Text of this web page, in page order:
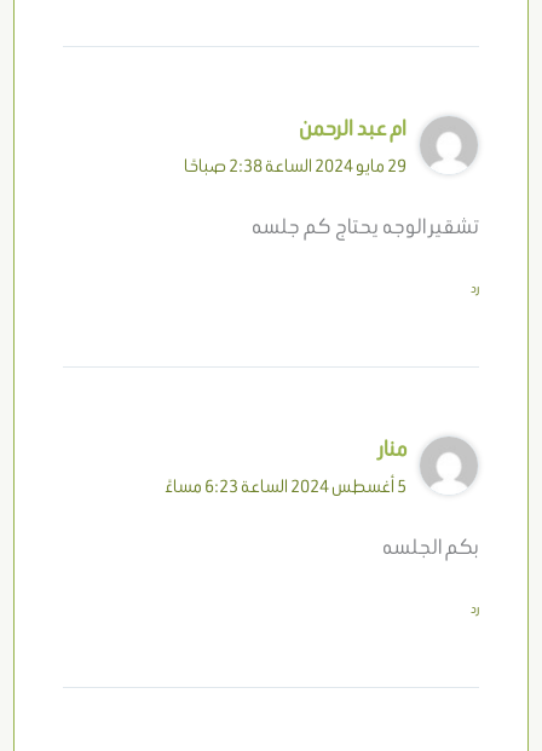
ام عبد الرحمن
29 مايو 2024 الساعة 2:38 صباحًا
تشقير الوجه يحتاج كم جلسه
رد
منار
5 أغسطس 2024 الساعة 6:23 مساءً
بكم الجلسه
رد